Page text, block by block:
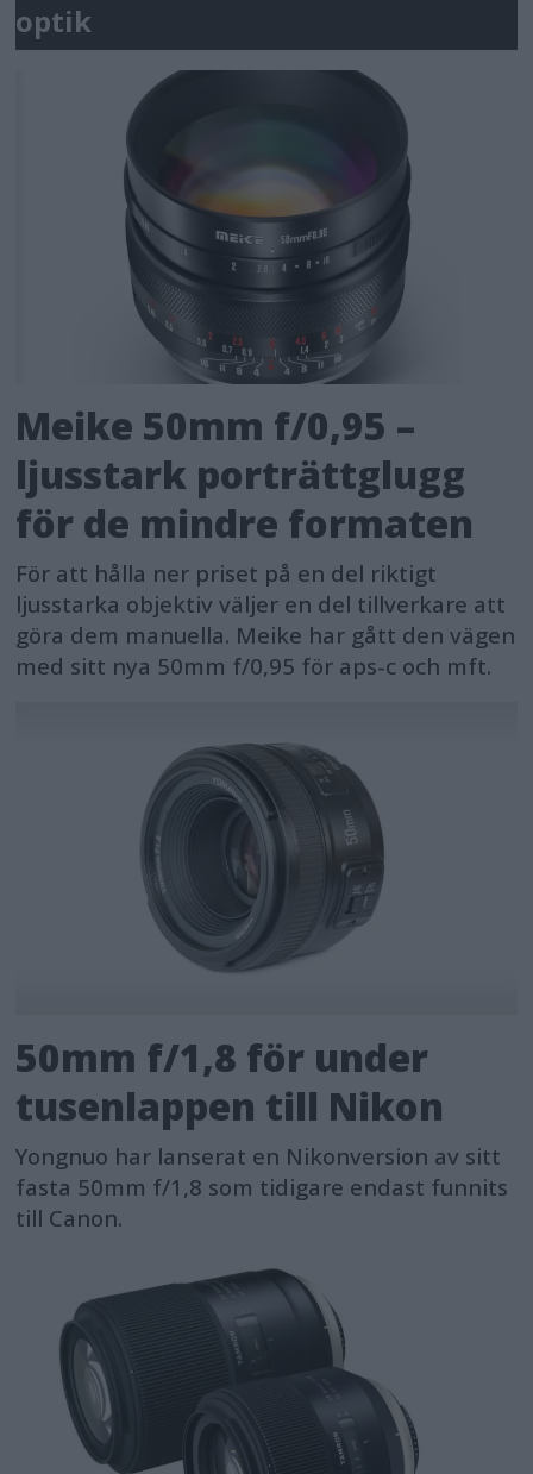
optik
Meike 50mm f/0,95 –
ljusstark porträttglugg
för de mindre formaten
För att hålla ner priset på en del riktigt
ljusstarka objektiv väljer en del tillverkare att
göra dem manuella. Meike har gått den vägen
med sitt nya 50mm f/0,95 för aps-c och mft.
50mm f/1,8 för under
tusenlappen till Nikon
Yongnuo har lanserat en Nikonversion av sitt
fasta 50mm f/1,8 som tidigare endast funnits
till Canon.